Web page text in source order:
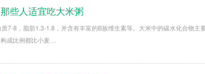
些人适宜吃大米粥
7-8，脂肪1.3-1.8，并含有丰富的B族维生素等。大米中的碳水化合物
成比例都比小麦…